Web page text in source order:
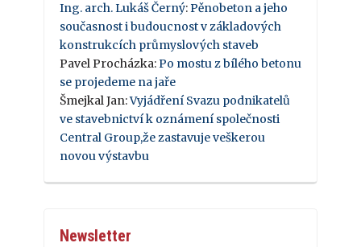
Ing. arch. Lukáš Černý:Pěnobeton a jeho
současnost i budoucnost v základových
konstrukcích průmyslových staveb
Pavel Procházka:Po mostu z bílého betonu
se projedeme na jaře
Šmejkal Jan:Vyjádření Svazu podnikatelů
ve stavebnictví k oznámení společnosti
Central Group,že zastavuje veškerou
novou výstavbu
Newsletter